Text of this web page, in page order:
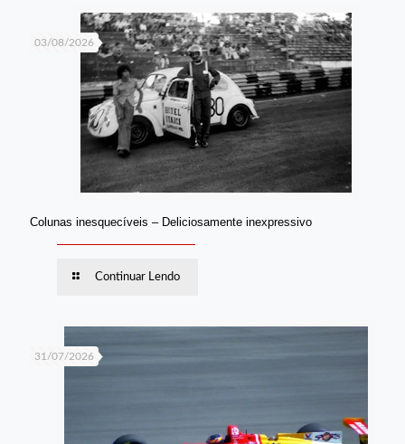
03/08/2026
Colunas inesquecíveis – Deliciosamente inexpressivo
Continuar Lendo
31/07/2026